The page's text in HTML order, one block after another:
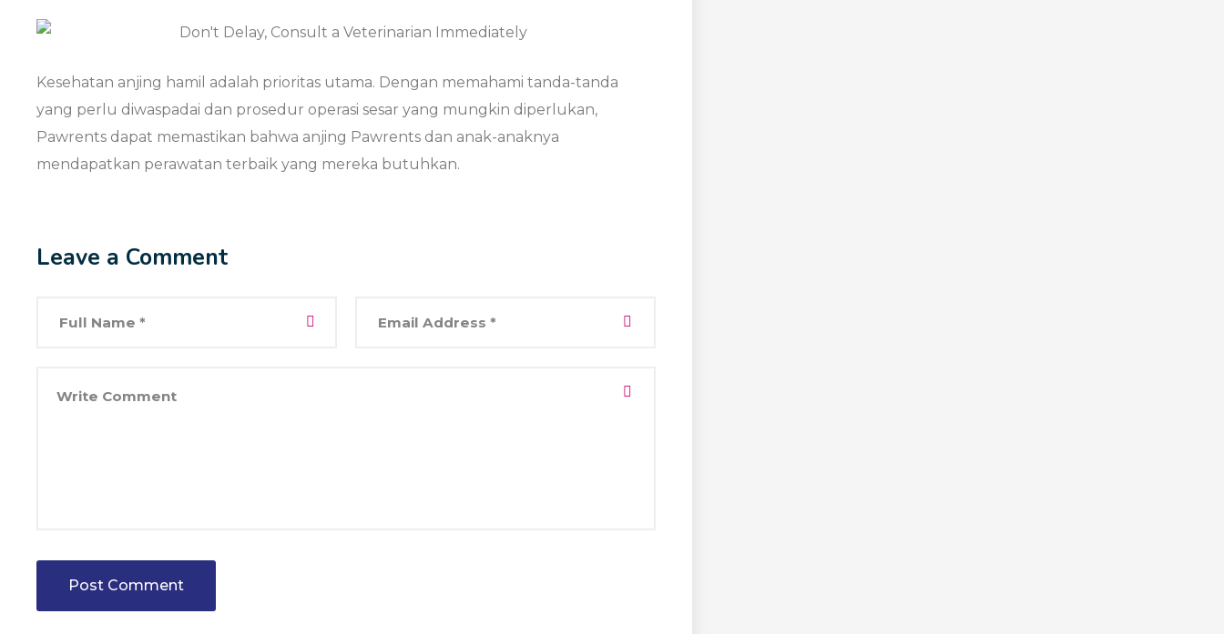
Kesehatan anjing hamil adalah prioritas utama. Dengan memahami tanda-tanda
yang perlu diwaspadai dan prosedur operasi sesar yang mungkin diperlukan,
Pawrents dapat memastikan bahwa anjing Pawrents dan anak-anaknya
mendapatkan perawatan terbaik yang mereka butuhkan.
Leave a Comment